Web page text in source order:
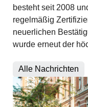
besteht seit 2008
regelmäßig
neuerlichen
wurde erneut der
Alle Nachrichten